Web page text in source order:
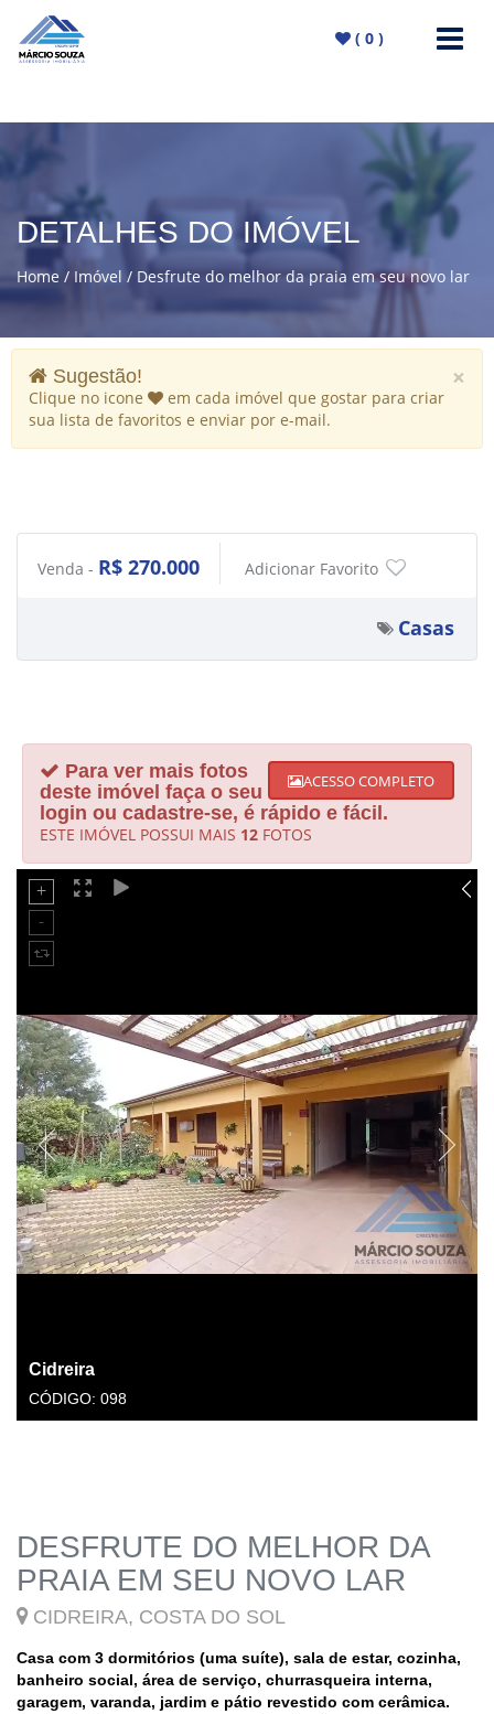
( 0 )
DETALHES DO IMÓVEL
Home Imóvel Desfrute do melhor da praia em seu novo lar
×
Sugestão!
Clique no icone
em cada imóvel que gostar para criar
sua lista de favoritos e enviar por e-mail.
Venda - R$ 270.000 Adicionar Favorito
Casas
ACESSO COMPLETO
Para ver mais fotos
deste imóvel faça o seu
login ou cadastre-se, é rápido e fácil.
ESTE IMÓVEL POSSUI MAIS 12 FOTOS
Cidreira
CÓDIGO: 098
DESFRUTE DO MELHOR DA
PRAIA EM SEU NOVO LAR
CIDREIRA, COSTA DO SOL
Casa com 3 dormitórios (uma suíte), sala de estar, cozinha,
banheiro social, área de serviço, churrasqueira interna,
garagem, varanda, jardim e pátio revestido com cerâmica.